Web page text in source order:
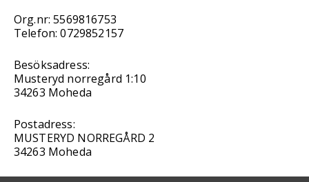
Org.nr: 5569816753
Telefon: 0729852157
Besöksadress:
Musteryd norregård 1:10
34263 Moheda
Postadress:
MUSTERYD NORREGÅRD 2
34263 Moheda